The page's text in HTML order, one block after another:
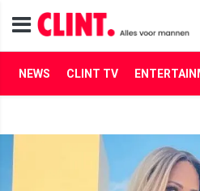
NEWS CLINT TV